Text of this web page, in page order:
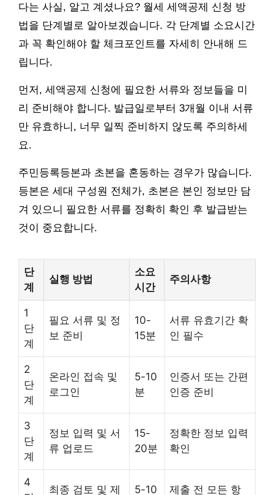
다는 사실, 알고 계셨나요? 월세 세액공제 신청 방
법을 단계별로 알아보겠습니다. 각 단계별 소요시간
과 꼭 확인해야 할 체크포인트를 자세히 안내해 드
립니다.
먼저, 세액공제 신청에 필요한 서류와 정보들을 미
리 준비해야 합니다. 발급일로부터 3개월 이내 서류
만 유효하니, 너무 일찍 준비하지 않도록 주의하세
요.
주민등록등본과 초본을 혼동하는 경우가 많습니다.
등본은 세대 구성원 전체가, 초본은 본인 정보만 담
겨 있으니 필요한 서류를 정확히 확인 후 발급받는
것이 중요합니다.
단
계
실행 방법
소요
시간
주의사항
1
단
계
필요 서류 및 정
보 준비
10-
15분
서류 유효기간 확
인 필수
2
단
계
온라인 접속 및
로그인
5-10
분
인증서 또는 간편
인증 준비
3
단
계
정보 입력 및 서
류 업로드
15-
20분
정확한 정보 입력
확인
4
최종 검토 및 제 5-10 제출 전 모든 항